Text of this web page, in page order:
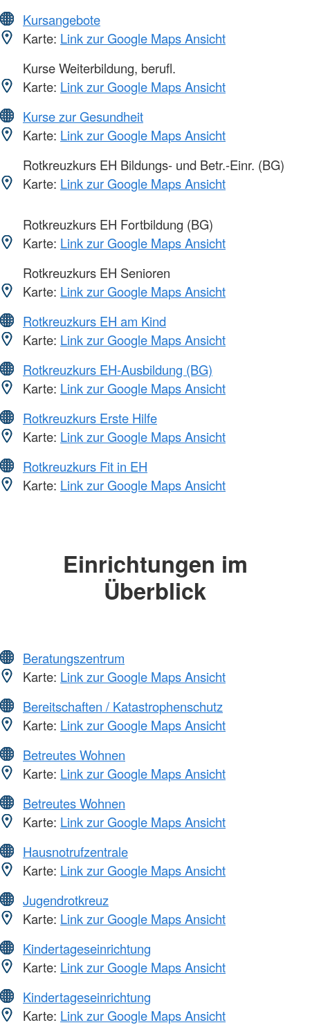
Kursangebote
Karte: Link zur Google Maps Ansicht
Kurse Weiterbildung, berufl.
Karte: Link zur Google Maps Ansicht
Kurse zur Gesundheit
Karte: Link zur Google Maps Ansicht
Rotkreuzkurs EH Bildungs- und Betr.-Einr. (BG)
Karte: Link zur Google Maps Ansicht
Rotkreuzkurs EH Fortbildung (BG)
Karte: Link zur Google Maps Ansicht
Rotkreuzkurs EH Senioren
Karte: Link zur Google Maps Ansicht
Rotkreuzkurs EH am Kind
Karte: Link zur Google Maps Ansicht
Rotkreuzkurs EH-Ausbildung (BG)
Karte: Link zur Google Maps Ansicht
Rotkreuzkurs Erste Hilfe
Karte: Link zur Google Maps Ansicht
Rotkreuzkurs Fit in EH
Karte: Link zur Google Maps Ansicht
Einrichtungen im
Überblick
Beratungszentrum
Karte: Link zur Google Maps Ansicht
Bereitschaften / Katastrophenschutz
Karte: Link zur Google Maps Ansicht
Betreutes Wohnen
Karte: Link zur Google Maps Ansicht
Betreutes Wohnen
Karte: Link zur Google Maps Ansicht
Hausnotrufzentrale
Karte: Link zur Google Maps Ansicht
Jugendrotkreuz
Karte: Link zur Google Maps Ansicht
Kindertageseinrichtung
Karte: Link zur Google Maps Ansicht
Kindertageseinrichtung
Karte: Link zur Google Maps Ansicht